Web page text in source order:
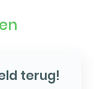
terug!